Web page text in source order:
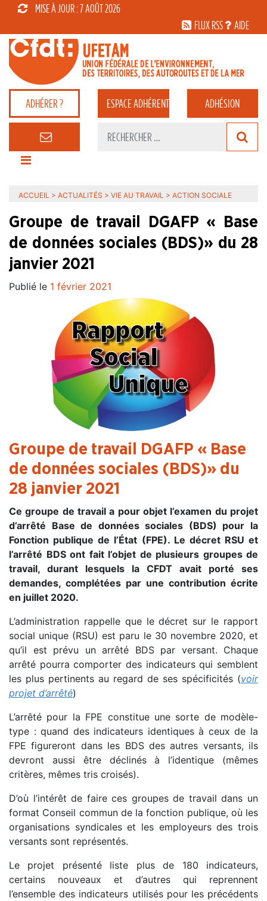
MISE À JOUR : 7 AOÛT 2026
FLUX RSS
AIDE
ADHÉRER ? ESPACEADHÉRENT ADHÉSION
ACCUEIL > ACTUALITÉS > VIE AU TRAVAIL > ACTION SOCIALE
Groupe de travail DGAFP « Base
de données sociales (BDS)» du 28
janvier 2021
Publié le 1 février 2021
Groupe de travail DGAFP « Base
de données sociales (BDS)» du
28 janvier 2021
Ce groupe de travail a pour objet l’examen du projet
d’arrêté Base de données sociales (BDS) pour la
Fonction publique de l’État (FPE). Le décret RSU et
l’arrêté BDS ont fait l’objet de plusieurs groupes de
travail, durant lesquels la CFDT avait porté ses
demandes, complétées par une contribution écrite
en juillet 2020.
L’administration rappelle que le décret sur le rapport
social unique (RSU) est paru le 30 novembre 2020, et
qu’il est prévu un arrêté BDS par versant. Chaque
arrêté pourra comporter des indicateurs qui semblent
les plus pertinents au regard de ses spécificités (voir
projet d’arrêté)
L’arrêté pour la FPE constitue une sorte de modèle-
type : quand des indicateurs identiques à ceux de la
FPE figureront dans les BDS des autres versants, ils
devront aussi être déclinés à l’identique (mêmes
critères, mêmes tris croisés).
D’où l’intérêt de faire ces groupes de travail dans un
format Conseil commun de la fonction publique, où les
organisations syndicales et les employeurs des trois
versants sont représentés.
Le projet présenté liste plus de 180 indicateurs,
certains nouveaux et d’autres qui reprennent
l’ensemble des indicateurs utilisés pour les précédents